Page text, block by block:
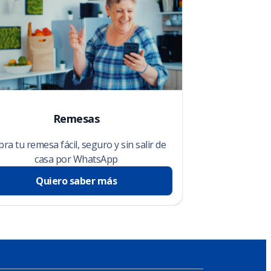
Remesas
tu remesa fácil, seguro y sin salir de
casa por WhatsApp
Quiero saber más